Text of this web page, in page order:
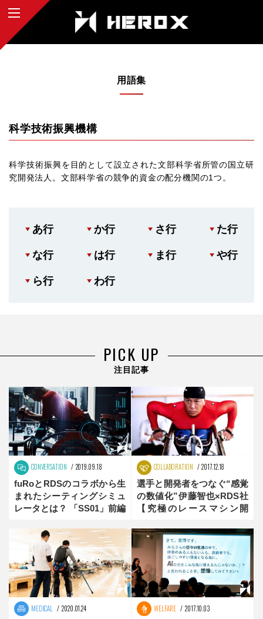
用語集
科学技術振興機構
科学技術振興を目的として設立された文部科学省所管の国立研
究開発法人。文部科学省の競争的資金の配分機関の1つ。
あ行 か行 さ行 た行
な行 は行 ま行 や行
ら行 わ行
PICK UP
注目記事
CONVERSATION 2019.09.18
fuRoとRDSのコラボから生
まれたシーティングシミュ
レータとは？ 「SS01」前編
COLLABORATION 2017.12.18
選手と開発者をつなぐ“感覚
の数値化”伊藤智也×RDS社
【究極のレースマシン開
MEDICAL 2020.01.24 WELFARE 2017.10.03